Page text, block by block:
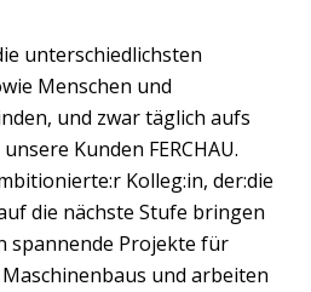
unterschiedlichsten
Menschen und
und zwar täglich aufs
Kunden FERCHAU.
Kolleg:in, der:die
die nächste Stufe bringen
spannende Projekte für
und arbeiten